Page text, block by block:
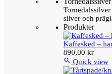
silver och
Produkter
Kaffesked –
890,00 kr
 Quick view